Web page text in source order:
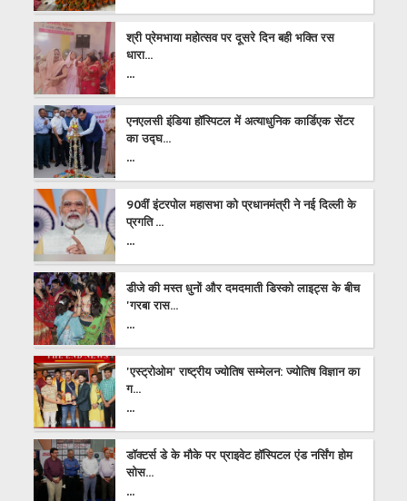
श्री प्रेमभाया महोत्सव पर दूसरे दिन बही भक्ति रस
धारा...
...
एनएलसी इंडिया हॉस्पिटल में अत्याधुनिक कार्डिएक सेंटर
का उद्घ...
...
90वीं इंटरपोल महासभा को प्रधानमंत्री ने नई दिल्ली के
प्रगति ...
...
डीजे की मस्त धुनों और दमदमाती डिस्को लाइट्स के बीच
'गरबा रास...
...
'एस्ट्रोओम' राष्ट्रीय ज्योतिष सम्मेलन: ज्योतिष विज्ञान का
ग...
...
डॉक्टर्स डे के मौके पर प्राइवेट हॉस्पिटल एंड नर्सिंग होम
सोस...
...